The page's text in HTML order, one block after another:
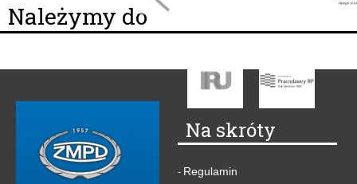
Należymy do
Na skróty
- Regulamin